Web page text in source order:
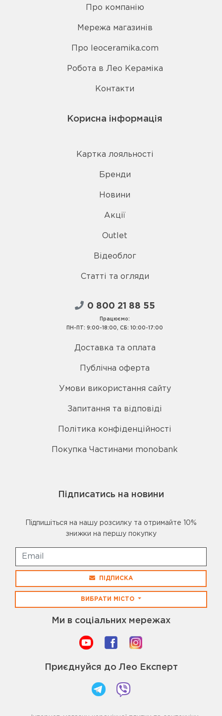
Про компанію
Мережа магазинів
Про leoceramika.com
Робота в Лео Кераміка
Контакти
Корисна інформація
Картка лояльності
Бренди
Новини
Акції
Outlet
Відеоблог
Статті та огляди
0 800 21 88 55
Працюємо:
ПН-ПТ: 9:00-18:00, СБ: 10:00-17:00
Доставка та оплата
Публічна оферта
Умови використання сайту
Запитання та відповіді
Політика конфіденційності
Покупка Частинами monobank
Підписатись на новини
Підпишіться на нашу розсилку та отримайте 10%
знижки на першу покупку
ПІДПИСКА
ВИБРАТИ МІСТО
Ми в соціальних мережах
Приєднуйся до Лео Експерт